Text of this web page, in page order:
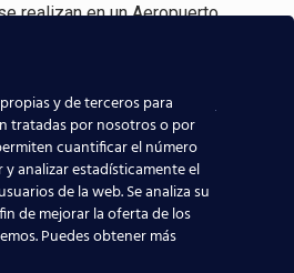
realizan en un Aeropuerto.
contacto directo con las
, lo que sin duda ayudará a
de nuestros centros
y consigan mejores y
reales de trabajar en el
y de terceros para
tratadas por nosotros o por
cuantificar el número
analizar estadísticamente el
de la web. Se analiza su
de mejorar la oferta de los
Puedes obtener más